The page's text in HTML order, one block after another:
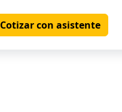
Cotizar con asistente